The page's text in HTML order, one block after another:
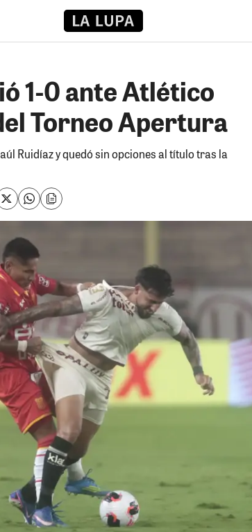
1-0 ante Atlético
Torneo Apertura
Ruidíaz y quedó sin opciones al título tras la